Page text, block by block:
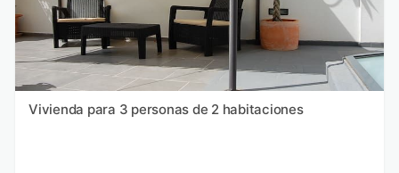
Vivienda para 3 personas de 2 habitaciones